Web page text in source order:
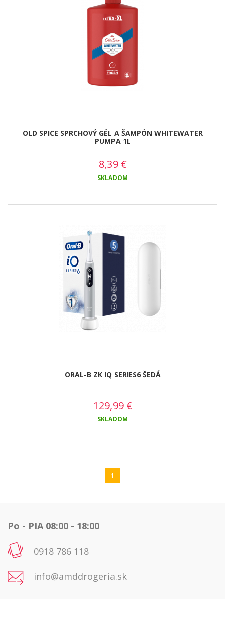
OLD SPICE SPRCHOVÝ GÉL A ŠAMPÓN WHITEWATER
PUMPA 1L
8,39 €
SKLADOM
ORAL-B ZK IQ SERIES6 ŠEDÁ
129,99 €
SKLADOM
1
Po - PIA 08:00 - 18:00
0918 786 118
info@amddrogeria.sk